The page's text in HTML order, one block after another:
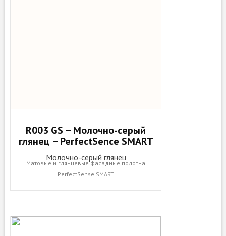
R003 GS – Молочно-серый
глянец – PerfectSence SMART
Молочно-серый глянец
Матовые и глянцевые фасадные полотна
PerfectSense SMART